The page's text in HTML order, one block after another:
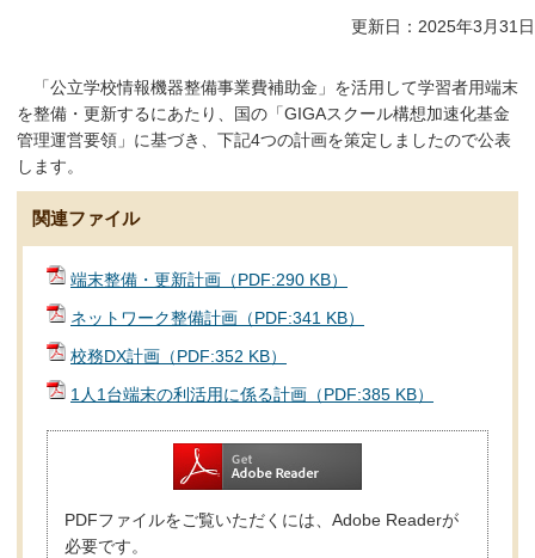
更新日：2025年3月31日
「公立学校情報機器整備事業費補助金」を活用して学習者用端末
を整備・更新するにあたり、国の「GIGAスクール構想加速化基金
管理運営要領」に基づき、下記4つの計画を策定しましたので公表
します。
関連ファイル
端末整備・更新計画（PDF:290 KB）
ネットワーク整備計画（PDF:341 KB）
校務DX計画（PDF:352 KB）
1人1台端末の利活用に係る計画（PDF:385 KB）
PDFファイルをご覧いただくには、Adobe Readerが
必要です。